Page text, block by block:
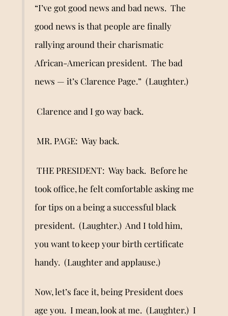
“I’ve got good news and bad news. The
good news is that people are finally
rallying around their charismatic
African-American president. The bad
news — it’s Clarence Page.” (Laughter.)
Clarence and I go way back.
MR. PAGE: Way back.
THE PRESIDENT: Way back. Before he
took office, he felt comfortable asking me
for tips on a being a successful black
president. (Laughter.) And I told him,
you want to keep your birth certificate
handy. (Laughter and applause.)
Now, let’s face it, being President does
age you. I mean, look at me. (Laughter.) I